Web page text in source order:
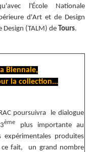
l'École Nationale
d'Art et de Design
Design (TALM) de Tours.
Biennale,
la collection...
poursuivra le dialogue
ème
plus importante au
produites
ce fait, un grand nombre